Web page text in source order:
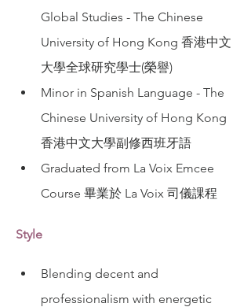
Global Studies - The Chinese
University of Hong Kong 香港中文
大學全球研究學士(榮譽)
Minor in Spanish Language - The
Chinese University of Hong Kong
香港中文大學副修西班牙語
Graduated from La Voix Emcee
Course 畢業於 La Voix 司儀課程
Style
Blending decent and
professionalism with energetic